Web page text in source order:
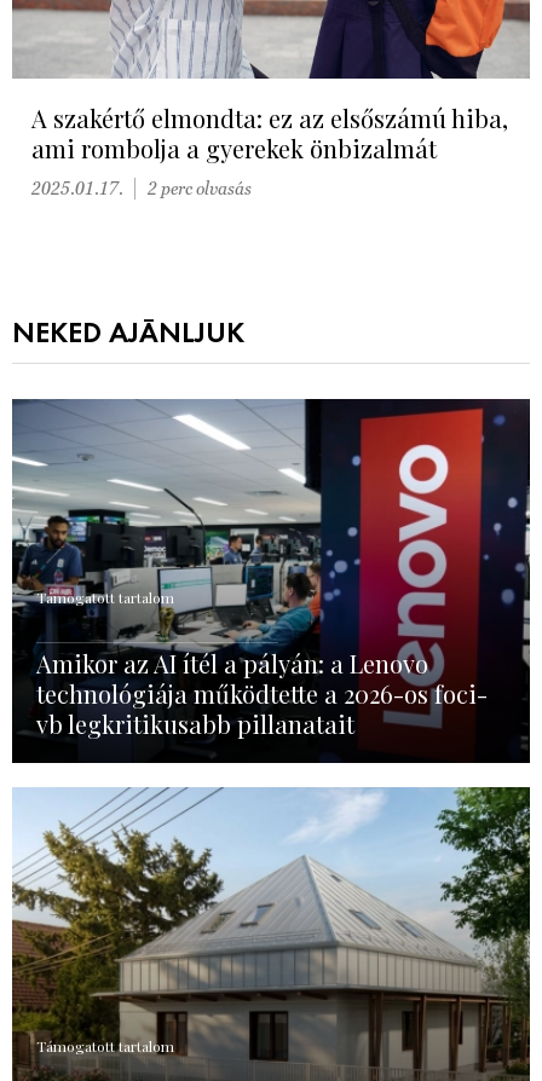
A szakértő elmondta: ez az elsőszámú hiba,
ami rombolja a gyerekek önbizalmát
2025.01.17. 2 perc olvasás
NEKED AJÁNLJUK
Támogatott tartalom
Amikor az AI ítél a pályán: a Lenovo
technológiája működtette a 2026-os foci-
vb legkritikusabb pillanatait
Támogatott tartalom